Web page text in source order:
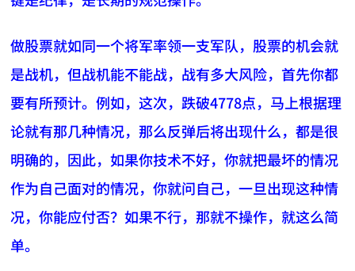
做股票就如同一个将军率领一支军队，股票的机会就
是战机，但战机能不能战，战有多大风险，首先你都
要有所预计。例如，这次，跌破4778点，马上根据理
论就有那几种情况，那么反弹后将出现什么，都是很
明确的，因此，如果你技术不好，你就把最坏的情况
作为自己面对的情况，你就问自己，一旦出现这种情
况，你能应付否？如果不行，那就不操作，就这么简
单。